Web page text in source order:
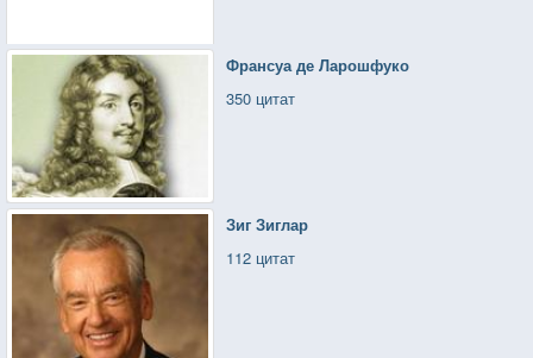
Франсуа де Ларошфуко
350 цитат
Зиг Зиглар
112 цитат